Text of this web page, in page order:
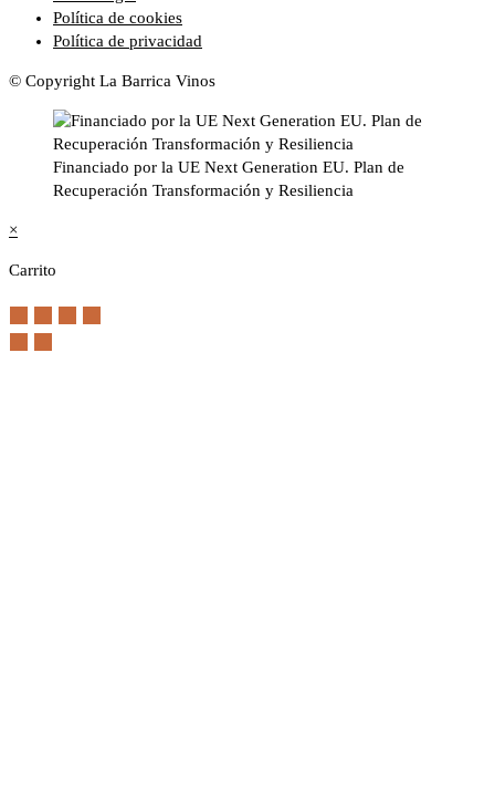
Política de cookies
Política de privacidad
© Copyright La Barrica Vinos
Financiado por la UE Next Generation EU. Plan de
Recuperación Transformación y Resiliencia
×
Carrito